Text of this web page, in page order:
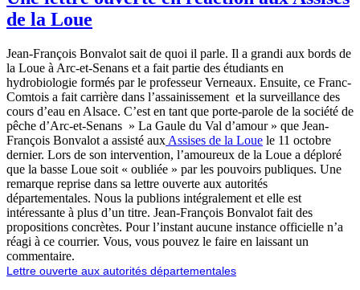
de la Loue
Jean-François Bonvalot sait de quoi il parle. Il a grandi aux bords de
la Loue à Arc-et-Senans et a fait partie des étudiants en
hydrobiologie formés par le professeur Verneaux. Ensuite, ce Franc-
Comtois a fait carrière dans l’assainissement et la surveillance des
cours d’eau en Alsace. C’est en tant que porte-parole de la société de
pêche d’Arc-et-Senans » La Gaule du Val d’amour » que Jean-
François Bonvalot a assisté aux Assises de la Loue le 11 octobre
dernier. Lors de son intervention, l’amoureux de la Loue a déploré
que la basse Loue soit « oubliée » par les pouvoirs publiques. Une
remarque reprise dans sa lettre ouverte aux autorités
départementales. Nous la publions intégralement et elle est
intéressante à plus d’un titre. Jean-François Bonvalot fait des
propositions concrètes. Pour l’instant aucune instance officielle n’a
réagi à ce courrier. Vous, vous pouvez le faire en laissant un
commentaire.
Lettre ouverte aux autorités départementales